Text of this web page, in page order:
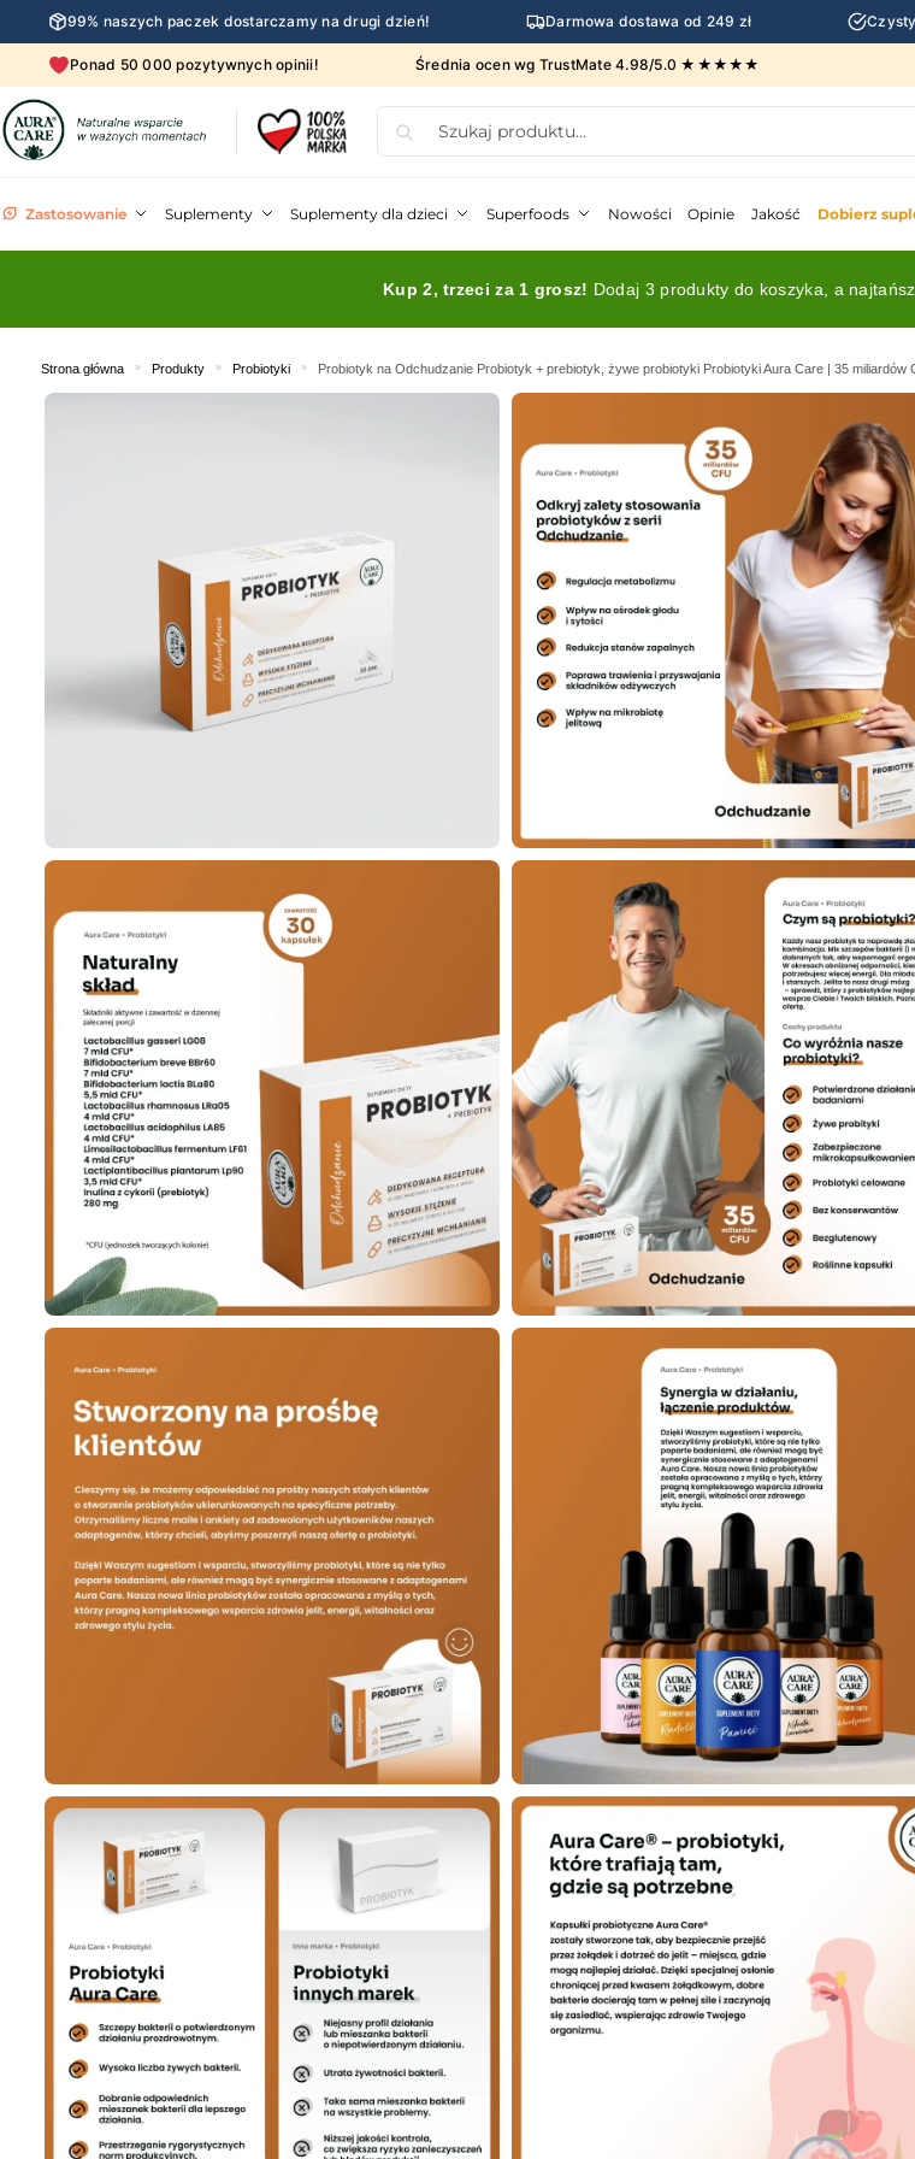
99% naszych paczek dostarczamy na drugi dzień! Darmowa dostawa od 249 zł
Ponad 50 000 pozytywnych opinii! Średnia ocen wg TrustMate 4.98/5.0 ★★★★★
Zastosowanie Suplementy Suplementy dla dzieci Superfoods Nowości Opinie Jakość Dobierz
Kup 2, trzeci za 1 grosz! Dodaj 3 produkty do koszyka, a
Strona główna » Produkty » Probiotyki » Probiotyk na Odchudzanie Probiotyk + prebiotyk, żywe probiotyki Probiotyki Aura Care | 35 miliardów